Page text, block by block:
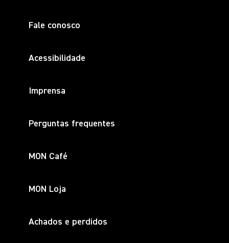
Fale conosco
Acessibilidade
Imprensa
Perguntas frequentes
MON Café
MON Loja
Achados e perdidos